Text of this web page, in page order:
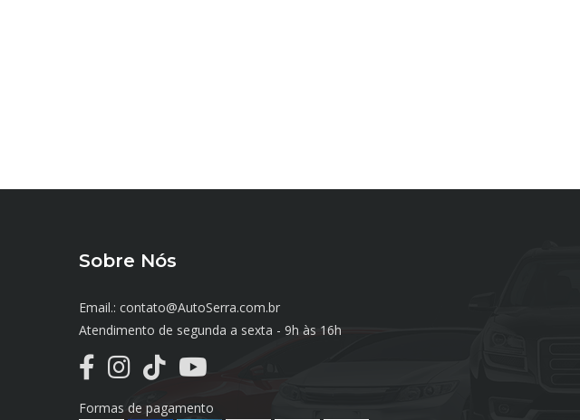
Sobre Nós
Email.: contato@AutoSerra.com.br
Atendimento de segunda a sexta - 9h às 16h
Formas de pagamento